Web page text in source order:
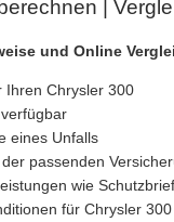
|
und Online
Ihren Chrysler 300
eines Unfalls
passenden
wie
für Chrysler